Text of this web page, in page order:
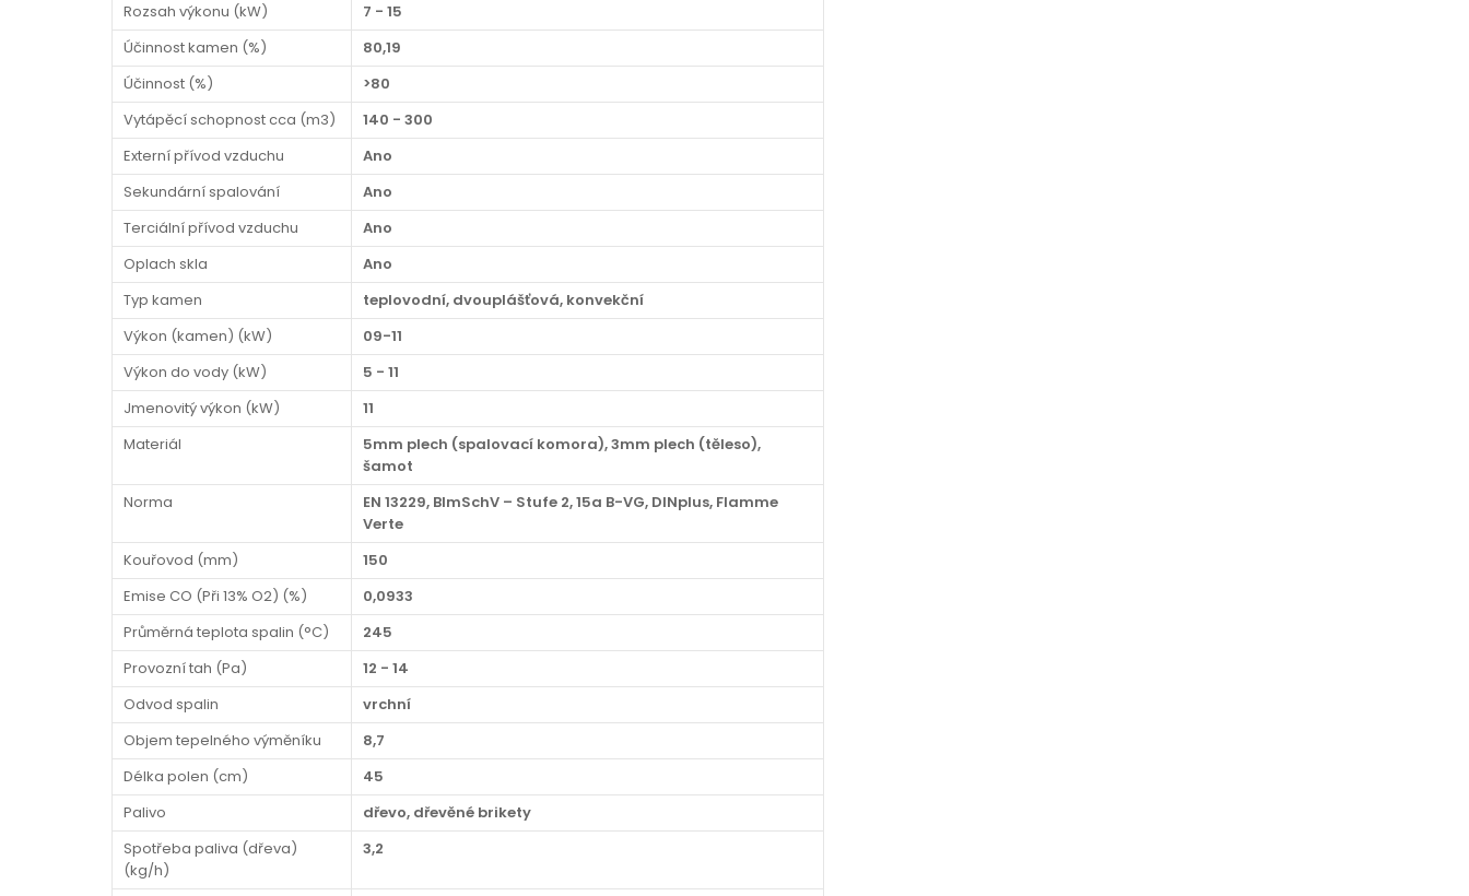
Rozsah výkonu (kW)
7 - 15
Účinnost kamen (%)
80,19
Účinnost (%)
>80
Vytápěcí schopnost cca (m3)
140 - 300
Externí přívod vzduchu
Ano
Sekundární spalování
Ano
Terciální přívod vzduchu
Ano
Oplach skla
Ano
Typ kamen
teplovodní, dvouplášťová, konvekční
Výkon (kamen) (kW)
09-11
Výkon do vody (kW)
5 - 11
Jmenovitý výkon (kW)
11
Materiál
5mm plech (spalovací komora), 3mm plech (těleso),
šamot
Norma
EN 13229, BImSchV – Stufe 2, 15a B-VG, DINplus, Flamme
Verte
Kouřovod (mm)
150
Emise CO (Při 13% O2) (%)
0,0933
Průměrná teplota spalin (°C)
245
Provozní tah (Pa)
12 - 14
Odvod spalin
vrchní
Objem tepelného výměníku
8,7
Délka polen (cm)
45
Palivo
dřevo, dřevěné brikety
Spotřeba paliva (dřeva)
(kg/h)
3,2